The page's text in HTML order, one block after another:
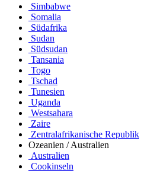
Simbabwe
Somalia
Südafrika
Sudan
Südsudan
Tansania
Togo
Tschad
Tunesien
Uganda
Westsahara
Zaire
Zentralafrikanische Republik
Ozeanien / Australien
Australien
Cookinseln